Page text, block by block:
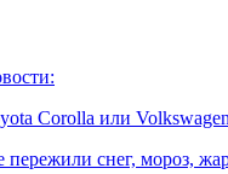
Corolla или
снег, мороз,